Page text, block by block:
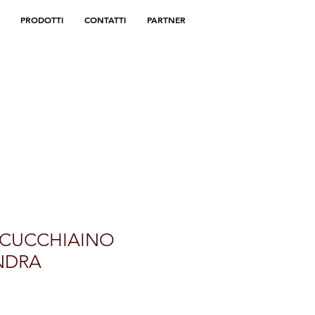
PRODOTTI CONTATTI PARTNER